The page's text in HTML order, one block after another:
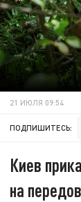
21 ИЮЛЯ 09:54
ПОДПИШИТЕСЬ:
Киев
на